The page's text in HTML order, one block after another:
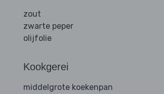
zout
zwarte peper
olijfolie
Kookgerei
middelgrote koekenpan